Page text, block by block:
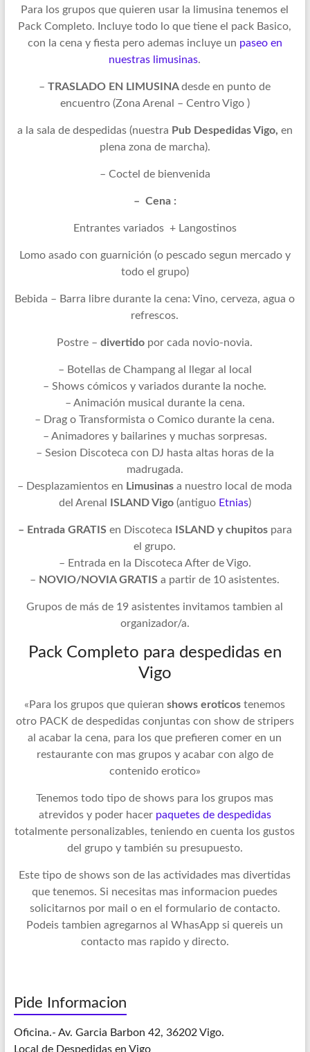
Para los grupos que quieren usar la limusina tenemos el
Pack Completo. Incluye todo lo que tiene el pack Basico,
con la cena y fiesta pero ademas incluye un paseo en
nuestras limusinas.
–TRASLADO EN LIMUSINAdesde en punto de
encuentro (Zona Arenal – Centro Vigo )
a la sala de despedidas (nuestra Pub Despedidas Vigo, en
plena zona de marcha).
– Coctel de bienvenida
– Cena :
Entrantes variados + Langostinos
Lomo asado con guarnición (o pescado segun mercado y
todo el grupo)
Bebida – Barra libre durante la cena: Vino, cerveza, agua o
refrescos.
Postre –divertido por cada novio-novia.
– Botellas de Champang al llegar al local
– Shows cómicos y variados durante la noche.
– Animación musical durante la cena.
– Drag o Transformista o Comico durante la cena.
– Animadores y bailarines y muchas sorpresas.
– Sesion Discoteca con DJ hasta altas horas de la
madrugada.
– Desplazamientos en Limusinas a nuestro local de moda
del Arenal ISLAND Vigo(antiguo Etnias)
– Entrada GRATIS en Discoteca ISLAND y chupitospara
el grupo.
– Entrada en la Discoteca After de Vigo.
– NOVIO/NOVIA GRATIS a partir de 10 asistentes.
Grupos de más de 19 asistentes invitamos tambien al
organizador/a.
Pack Completo para despedidas en
Vigo
«Para los grupos que quieranshows eroticos tenemos
otro PACK de despedidas conjuntas con show de stripers
al acabar la cena, para los que prefieren comer en un
restaurante con mas grupos y acabar con algo de
contenido erotico»
Tenemos todo tipo de shows para los grupos mas
atrevidos y poder hacer paquetes de despedidas
totalmente personalizables, teniendo en cuenta los gustos
del grupo y también su presupuesto.
Este tipo de shows son de las actividades mas divertidas
que tenemos. Si necesitas mas informacion puedes
solicitarnos por mail o en el formulario de contacto.
Podeis tambien agregarnos al WhasApp si quereis un
contacto mas rapido y directo.
Pide Informacion
Oficina.- Av. Garcia Barbon 42, 36202 Vigo.
Local de Despedidas en Vigo